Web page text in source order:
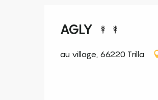
AGLY
au village, 66220 Trilla